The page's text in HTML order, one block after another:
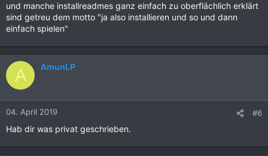
und manche installreadmes ganz einfach zu oberflächlich erklärt
sind getreu dem motto "ja also installieren und so und dann
einfach spielen"
A AmunLP
04. April 2019 #6
Hab dir was privat geschrieben.